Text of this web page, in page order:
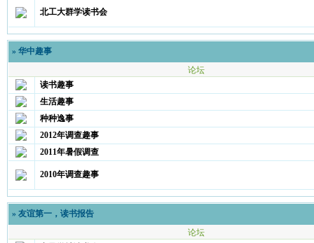
北工大群学读书会
» 华中趣事
论坛
读书趣事
生活趣事
种种逸事
2012年调查趣事
2011年暑假调查
2010年调查趣事
» 友谊第一，读书报告
论坛